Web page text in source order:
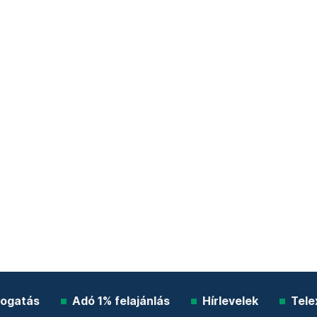
Adó 1% felajánlás Hírlevelek